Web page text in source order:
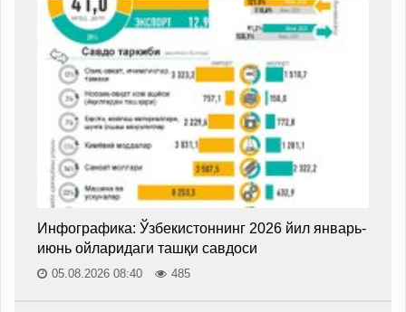
Инфографика: Ўзбекистоннинг 2026 йил январь-
июнь ойларидаги ташқи савдоси
05.08.2026 08:40 485